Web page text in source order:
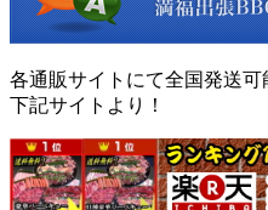
各通販サイトにて全国発送
下記サイトより！